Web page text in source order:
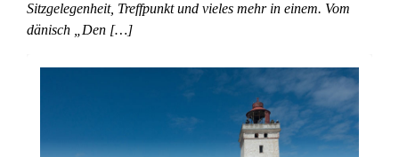
Sitzgelegenheit, Treffpunkt und vieles mehr in einem. Vom
dänisch „Den […]